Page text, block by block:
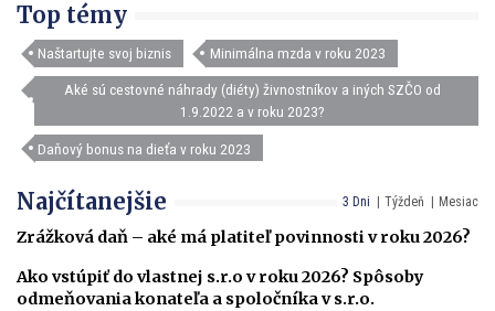
Top témy
Naštartujte svoj biznis Minimálna mzda v roku 2023
Aké sú cestovné náhrady (diéty) živnostníkov a iných SZČO od
1.9.2022 a v roku 2023?
Daňový bonus na dieťa v roku 2023
3 Dni Týždeň Mesiac
Najčítanejšie
Zrážková daň – aké má platiteľ povinnosti v roku 2026?
Ako vstúpiť do vlastnej s.r.o v roku 2026? Spôsoby
odmeňovania konateľa a spoločníka v s.r.o.